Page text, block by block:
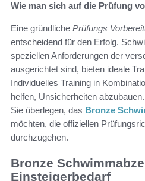
Wie man sich auf die Prüfung
Eine gründliche Prüfungs
entscheidend für den Erfolg.
speziellen Anforderungen der
ausgerichtet sind, bieten ideale
Individuelles Training in
helfen, Unsicherheiten
Sie überlegen, das Bronze
möchten, die offiziellen
durchzugehen.
Bronze
Einsteigerbedarf